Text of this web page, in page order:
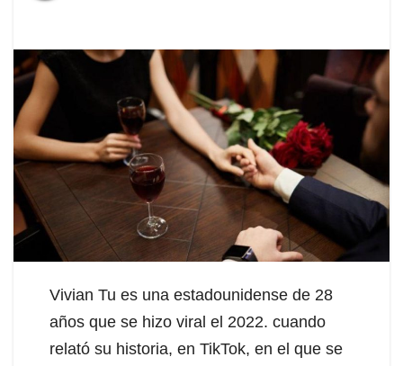
Vivian Tu es una estadounidense de 28
años que se hizo viral el 2022. cuando
relató su historia, en TikTok, en el que se